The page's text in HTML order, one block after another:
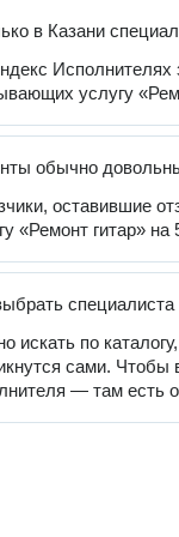
в Казани
Исполнителях
услугу
обычно
оставившие
«Ремонт гитар» на
искать по
сами. Чтобы
— там есть